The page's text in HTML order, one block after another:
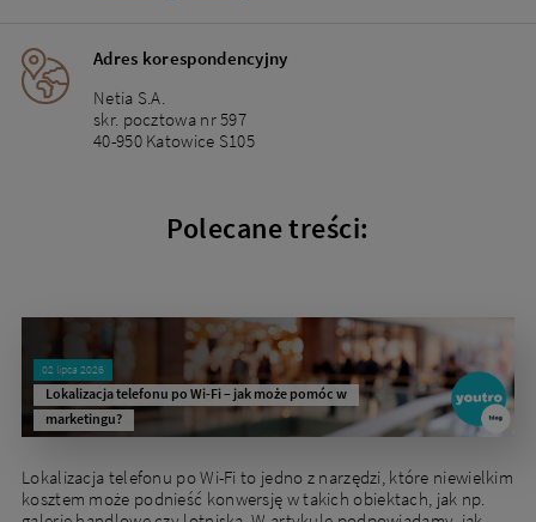
Adres korespondencyjny
Netia S.A.
skr. pocztowa nr 597
40-950 Katowice S105
Polecane treści:
02 lipca 2026
Lokalizacja telefonu po Wi-Fi – jak może pomóc w
marketingu?
Lokalizacja telefonu po Wi-Fi to jedno z narzędzi, które niewielkim
kosztem może podnieść konwersję w takich obiektach, jak np.